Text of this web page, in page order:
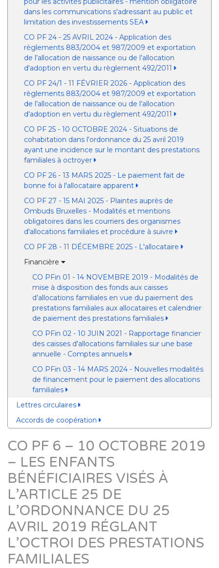
dans les communications s'adressant au public et
limitation des investissements SEA
CO PF 24 - 25 AVRIL 2024 - Application des
règlements 883/2004 et 987/2009 et exportation
de l’allocation de naissance ou de l’allocation
d'adoption en vertu du règlement 492/2011
CO PF 24/1 - 11 FÉVRIER 2026 - Application des
règlements 883/2004 et 987/2009 et exportation
de l’allocation de naissance ou de l’allocation
d'adoption en vertu du règlement 492/2011
CO PF 25 - 10 OCTOBRE 2024 - Situations de
cohabitation dans l'ordonnance du 25 avril 2019
ayant une incidence sur le montant des prestations
familiales à octroyer
CO PF 26 - 13 MARS 2025 - Le paiement fait de
bonne foi à l'allocataire apparent
CO PF 27 - 15 MAI 2025 - Plaintes auprès de
Ombuds Bruxelles - Modalités et mentions
obligatoires dans les courriers des organismes
d'allocations familiales et procédure à suivre
CO PF 28 - 11 DÉCEMBRE 2025 - L'allocataire
Financière
CO PFin 01 - 14 NOVEMBRE 2019 - Modalités de
mise à disposition des fonds aux caisses
d’allocations familiales en vue du paiement des
prestations familiales aux allocataires et calendrier
de paiement des prestations familiales
CO PFin 02 - 10 JUIN 2021 - Rapportage financier
des caisses d'allocations familiales sur une base
annuelle - Comptes annuels
CO PFin 03 - 14 MARS 2024 - Nouvelles modalités
de financement pour le paiement des allocations
familiales
Lettres circulaires
Accords de coopération
CO PF 6 – 10 OCTOBRE 2019
– LES ENFANTS
BÉNÉFICIAIRES VISÉS À
L’ARTICLE 25 DE
L’ORDONNANCE DU 25
AVRIL 2019 RÉGLANT
L’OCTROI DES PRESTATIONS
FAMILIALES